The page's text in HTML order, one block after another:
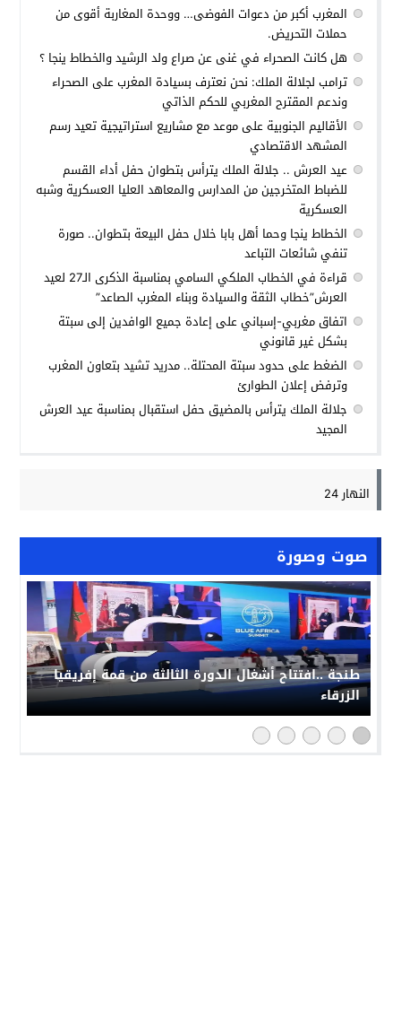
صوت وصورة
طنجة ..افتتاح أشغال الدورة الثالثة من قمة إفريقيا
الزرقاء
النهار 24
المغرب أكبر من دعوات الفوضى… ووحدة المغاربة أقوى من
حملات التحريض.
هل كانت الصحراء في غنى عن صراع ولد الرشيد والخطاط ينجا ؟
ترامب لجلالة الملك: نحن نعترف بسيادة المغرب على الصحراء
وندعم المقترح المغربي للحكم الذاتي
الأقاليم الجنوبية على موعد مع مشاريع استراتيجية تعيد رسم
المشهد الاقتصادي
عيد العرش .. جلالة الملك يترأس بتطوان حفل أداء القسم
للضباط المتخرجين من المدارس والمعاهد العليا العسكرية وشبه
العسكرية
الخطاط ينجا وحما أهل بابا خلال حفل البيعة بتطوان.. صورة
تنفي شائعات التباعد
قراءة في الخطاب الملكي السامي بمناسبة الذكرى الـ27 لعيد
العرش”خطاب الثقة والسيادة وبناء المغرب الصاعد”
اتفاق مغربي-إسباني على إعادة جميع الوافدين إلى سبتة
بشكل غير قانوني
الضغط على حدود سبتة المحتلة.. مدريد تشيد بتعاون المغرب
وترفض إعلان الطوارئ
جلالة الملك يترأس بالمضيق حفل استقبال بمناسبة عيد العرش
المجيد